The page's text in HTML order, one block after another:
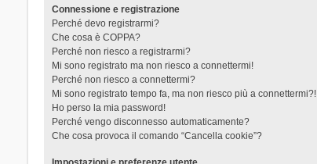
Connessione e registrazione
Perché devo registrarmi?
Che cosa è COPPA?
Perché non riesco a registrarmi?
Mi sono registrato ma non riesco a connettermi!
Perché non riesco a connettermi?
Mi sono registrato tempo fa, ma non riesco più a connettermi?!
Ho perso la mia password!
Perché vengo disconnesso automaticamente?
Che cosa provoca il comando “Cancella cookie”?